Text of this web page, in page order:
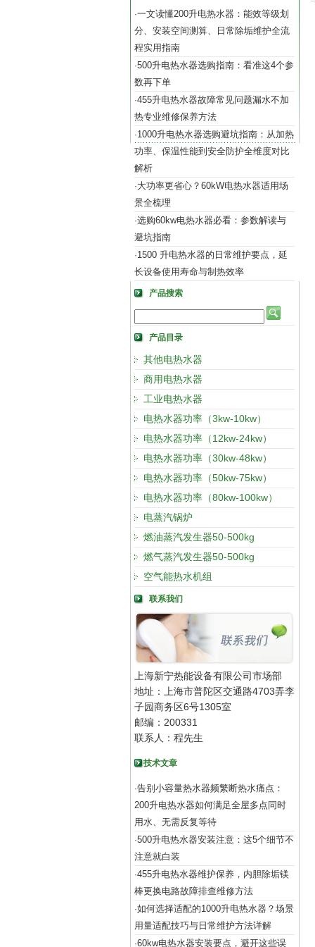
·一文读懂200升电热水器：能效等级划
分、安装空间测算、日常除垢维护全流
程实用指南
·500升电热水器选购指南：看准这4个参
数再下单
·455升电热水器故障常见问题漏水不加
热专业维修保养方法
·1000升电热水器选购避坑指南：从加热
功率、保温性能到安全防护全维度对比
解析
·大功率更省心？60kW电热水器适用场
景全梳理
·选购60kw电热水器必看：参数解读与
避坑指南
·1500 升电热水器的日常维护要点，延
长设备使用寿命与制热效率
产品搜索
产品目录
其他电热水器
商用电热水器
工业电热水器
电热水器功率（3kw-10kw）
电热水器功率（12kw-24kw）
电热水器功率（30kw-48kw）
电热水器功率（50kw-75kw）
电热水器功率（80kw-100kw）
电蒸汽锅炉
燃油蒸汽发生器50-500kg
燃气蒸汽发生器50-500kg
空气能热水机组
联系我们
上海新宁热能设备有限公司市场部
地址：上海市普陀区交通路4703弄李
子园商务区6号1305室
邮编：200331
联系人：程先生
技术文章
·告别小容量热水器频繁断热水痛点：
200升电热水器如何满足全屋多点同时
用水、无需反复等待
·500升电热水器安装注意：这5个细节不
注意就白装
·455升电热水器维护保养，内胆除垢镁
棒更换电路故障排查维修方法
·如何选择适配的1000升电热水器？场景
用量适配技巧与日常维护方法详解
·60kw电热水器安装要点，避开这些误